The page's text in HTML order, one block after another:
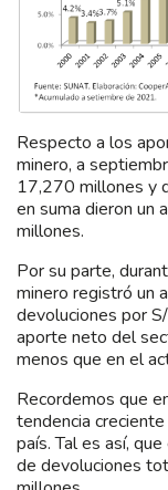
Respecto a los
minero, a
17,270 millones y
en suma dieron un
millones.
Por su parte,
minero registró un
devoluciones por
aporte neto del
menos que en el
Recordemos que
tendencia
país. Tal es así,
de devoluciones